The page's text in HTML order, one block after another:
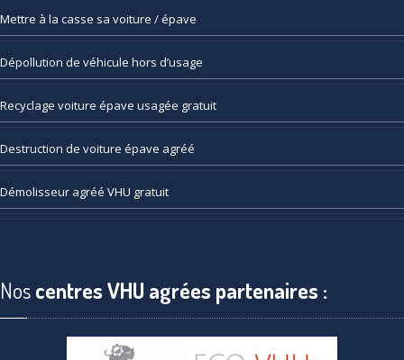
Mettre à la casse sa voiture / épave
Dépollution de véhicule hors d’usage
Recyclage voiture épave usagée gratuit
Destruction de voiture épave agréé
Démolisseur agréé VHU gratuit
Noscentres VHU agrées partenaires :